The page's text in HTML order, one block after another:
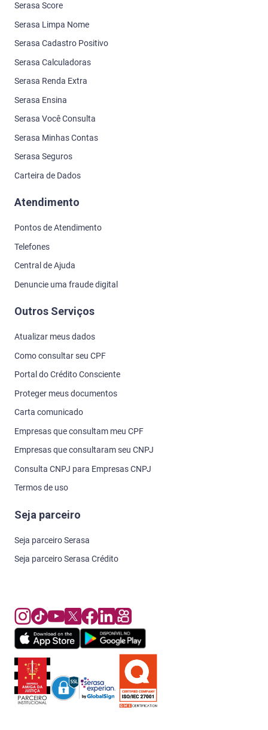
Serasa Score
Serasa Limpa Nome
Serasa Cadastro Positivo
Serasa Calculadoras
Serasa Renda Extra
Serasa Ensina
Serasa Você Consulta
Serasa Minhas Contas
Serasa Seguros
Carteira de Dados
Atendimento
Pontos de Atendimento
Telefones
Central de Ajuda
Denuncie uma fraude digital
Outros Serviços
Atualizar meus dados
Como consultar seu CPF
Portal do Crédito Consciente
Proteger meus documentos
Carta comunicado
Empresas que consultam meu CPF
Empresas que consultaram seu CNPJ
Consulta CNPJ para Empresas CNPJ
Termos de uso
Seja parceiro
Seja parceiro Serasa
Seja parceiro Serasa Crédito